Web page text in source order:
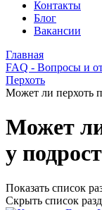
Контакты
Блог
Вакансии
Главная
FAQ - Вопросы и
Перхоть
Может ли перхоть
Может
у
Показать список
Скрыть список